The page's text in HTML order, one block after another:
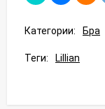
Категории: Бра
Теги: Lillian